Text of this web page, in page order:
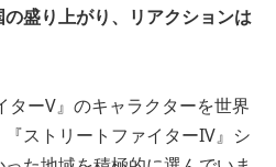
盛り上がり、リアクションは
ターV』のキャラクターを世界
ストリートファイターIV』シ